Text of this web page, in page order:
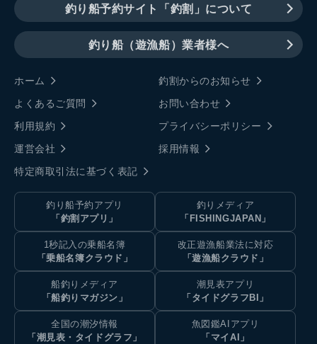
釣り船予約サイト「釣割」について
釣り船（遊漁船）業者様へ
ホーム
釣割からのお知らせ
よくあるご質問
お問い合わせ
利用規約
プライバシーポリシー
運営会社
採用情報
特定商取引法に基づく表記
釣り船予約アプリ
「釣割アプリ」
釣りメディア
「FISHINGJAPAN」
1秒記入の乗船名簿
「乗船名簿クラウド」
改正遊漁船業法に対応
「遊漁船クラウド」
船釣りメディア
「船釣りマガジン」
潮見表アプリ
「タイドグラフBI」
全国の潮汐情報
「潮見表・タイドグラフ」
魚図鑑AIアプリ
「マイAI」